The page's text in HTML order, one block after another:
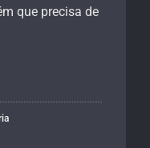
que precisa de